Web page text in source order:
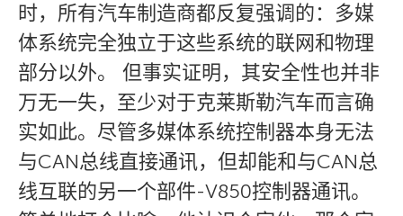
时，所有汽车制造商都反复强调的：多媒
体系统完全独立于这些系统的联网和物理
部分以外。 但事实证明，其安全性也并非
万无一失，至少对于克莱斯勒汽车而言确
实如此。尽管多媒体系统控制器本身无法
与CAN总线直接通讯，但却能和与CAN总
线互联的另一个部件-V850控制器通讯。